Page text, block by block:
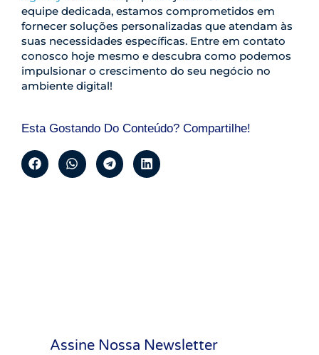
equipe dedicada, estamos comprometidos em
fornecer soluções personalizadas que atendam às
suas necessidades específicas. Entre em contato
conosco hoje mesmo e descubra como podemos
impulsionar o crescimento do seu negócio no
ambiente digital!
Esta Gostando Do Conteúdo? Compartilhe!
Assine Nossa Newsletter